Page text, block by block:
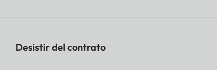
Desistir del contrato